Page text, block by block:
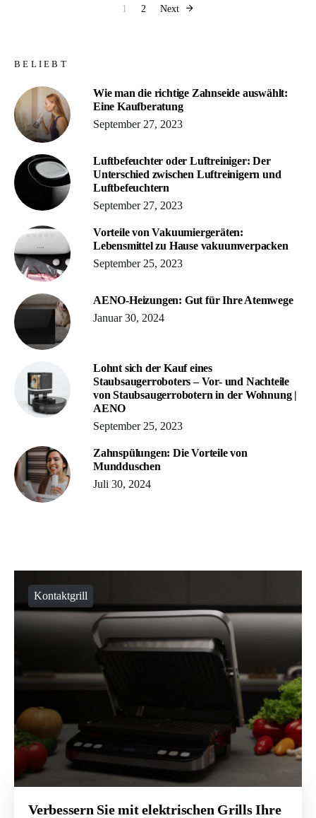
1 2 Next
BELIEBT
Wie man die richtige Zahnseide auswählt:
Eine Kaufberatung
September 27, 2023
Luftbefeuchter oder Luftreiniger: Der
Unterschied zwischen Luftreinigern und
Luftbefeuchtern
September 27, 2023
Vorteile von Vakuumiergeräten:
Lebensmittel zu Hause vakuumverpacken
September 25, 2023
AENO-Heizungen: Gut für Ihre Atemwege
Januar 30, 2024
Lohnt sich der Kauf eines
Staubsaugerroboters – Vor- und Nachteile
von Staubsaugerrobotern in der Wohnung |
AENO
September 25, 2023
Zahnspülungen: Die Vorteile von
Mundduschen
Juli 30, 2024
Kontaktgrill
Verbessern Sie mit elektrischen Grills Ihre